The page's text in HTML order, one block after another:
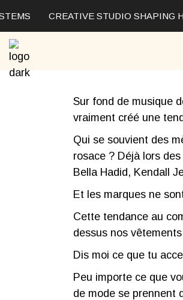
to
content
CREATIVE STUDIO SHAPING
Sur fond de musique
vraiment créé une
Qui se souvient des
rosace ? Déjà lors
Bella Hadid , Kendall
Et les marques ne
Cette tendance au
dessus nos
Dis moi ce que tu
Peu importe ce que
de mode se prennent